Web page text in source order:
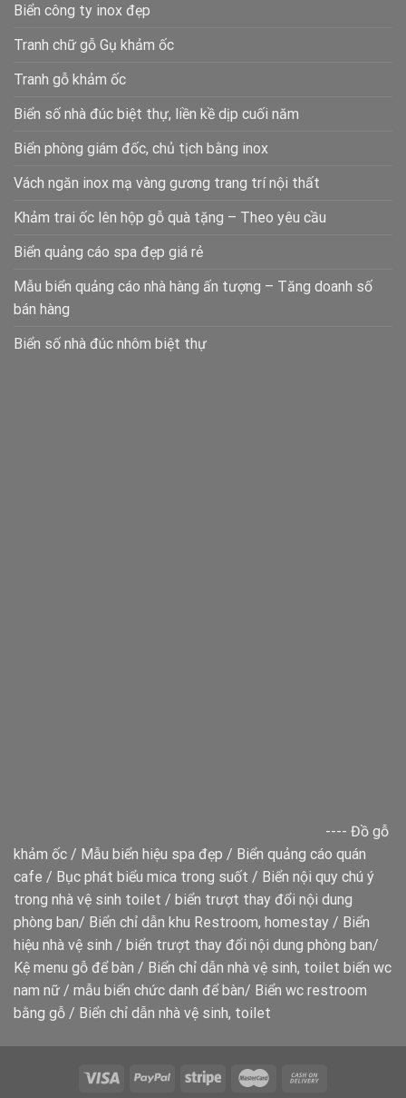
Biển công ty inox đẹp
Tranh chữ gỗ Gụ khảm ốc
Tranh gỗ khảm ốc
Biển số nhà đúc biệt thự, liền kề dịp cuối năm
Biển phòng giám đốc, chủ tịch bằng inox
Vách ngăn inox mạ vàng gương trang trí nội thất
Khảm trai ốc lên hộp gỗ quà tặng – Theo yêu cầu
Biển quảng cáo spa đẹp giá rẻ
Mẫu biển quảng cáo nhà hàng ấn tượng – Tăng doanh số
bán hàng
Biển số nhà đúc nhôm biệt thự
---- Đồ gỗ
khảm ốc / Mẫu biển hiệu spa đẹp / Biển quảng cáo quán
cafe / Bục phát biểu mica trong suốt / Biển nội quy chú ý
trong nhà vệ sinh toilet / biển trượt thay đổi nội dung
phòng ban/ Biển chỉ dẫn khu Restroom, homestay / Biển
hiệu nhà vệ sinh / biển trượt thay đổi nội dung phòng ban/
Kệ menu gỗ để bàn / Biển chỉ dẫn nhà vệ sinh, toilet biển wc
nam nữ / mẫu biển chức danh để bàn/ Biển wc restroom
bằng gỗ / Biển chỉ dẫn nhà vệ sinh, toilet